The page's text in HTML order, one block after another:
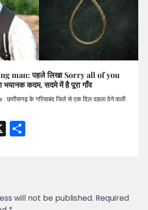
man: पहले लिखा Sorry all of you
भयानक कदम, सदमे में है पूरा गाँव
के गरियाबंद जिले से एक दिल दहला देने वाली
X
will not be published. Required